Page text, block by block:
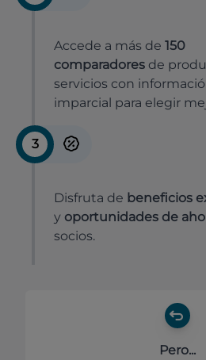
Accede a más de 150
comparadores de
servicios con
imparcial para elegir
3
Disfruta de beneficios
y oportunidades de
socios.
Pero...